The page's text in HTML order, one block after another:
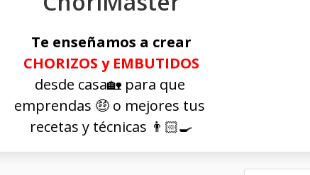
Te enseñamos a crear
CHORIZOS y EMBUTIDOS
desde casa🏡 para que
emprendas 🤑 o mejores tus
recetas y técnicas 👨🏻‍🍳